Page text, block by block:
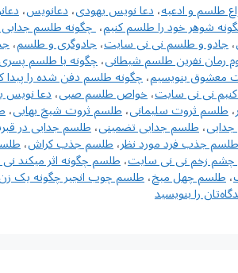
طلسم و ادعیه،دعا نویس یهودی،دعانویس،
شوهر خود را طلسم کنیم،چگونه طلسم
،جادو و طلسم نی نی سایت،جادوگری و طلسم،
رمان نفرین طلسم شیطانی،چگونه با طلسم
معشوق بنویسیم،چگونه طلسم دفن شده را
کنیم نی نی سایت،خواص طلسم صبی،دعا نویس
،طلسم ثروت سلیمانی،طلسم ثروت شیخ بهایی،
،طلسم جدایی تضمینی،طلسم جدایی در
طلسم جذب فرد مورد نظر،طلسم جذب کراش،
زخم نی نی سایت،طلسم چگونه اثر میکند
،طلسم چهل میخ،طلسم چوب انجیر چگونه یک
را بنویسید